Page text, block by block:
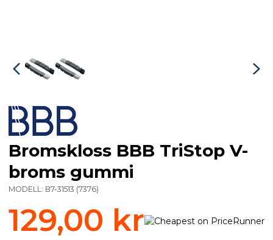
Bromskloss BBB TriStop V-
broms gummi
MODELL: B7-31513 (7376)
129,00 kr